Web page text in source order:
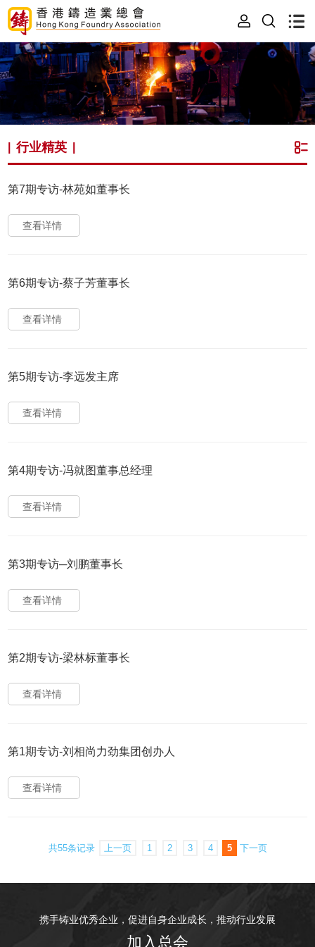
|行业精英
第7期专访-林苑如董事长
查看详情
第6期专访-蔡子芳董事长
查看详情
第5期专访-李远发主席
查看详情
第4期专访-冯就图董事总经理
查看详情
第3期专访─刘鹏董事长
查看详情
第2期专访-梁林标董事长
查看详情
第1期专访-刘相尚力劲集团创办人
查看详情
共55条记录 上一页 1 2 3 4 5 下一页
携手铸业优秀企业，促进自身企业成长，推动行业发展
加入总会